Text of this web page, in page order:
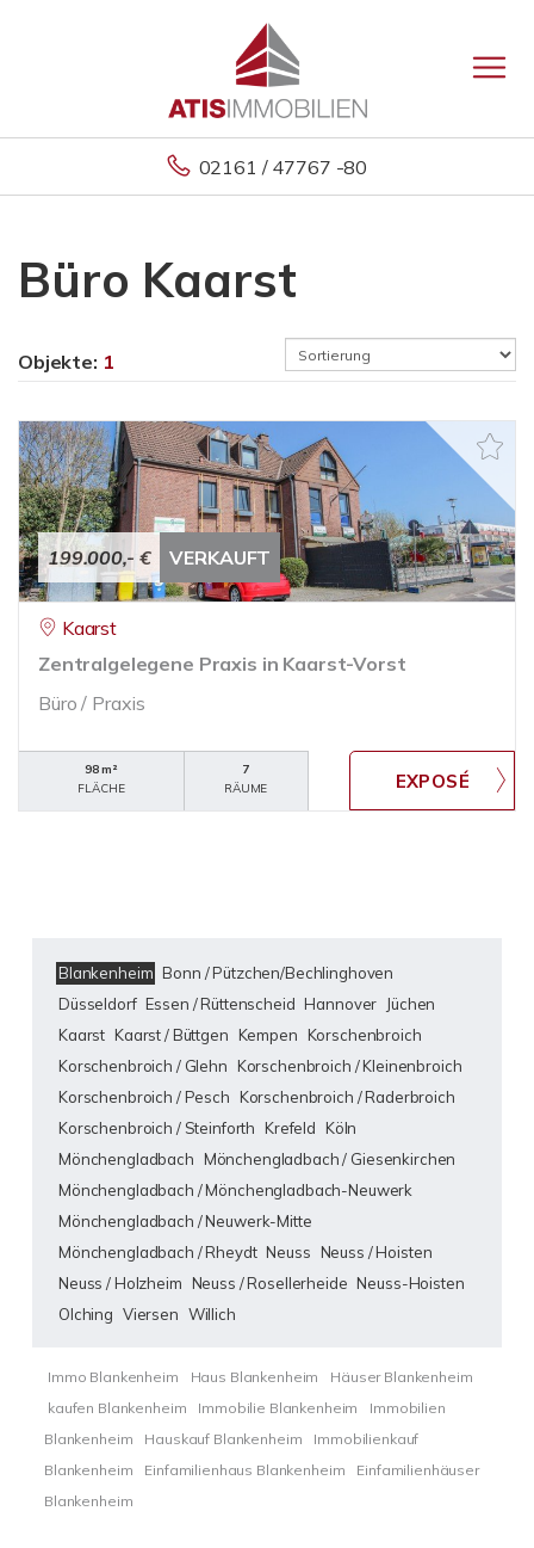
02161 / 47767 -80
Büro Kaarst
Objekte: 1
199.000,- € VERKAUFT
Kaarst
Zentralgelegene Praxis in Kaarst-Vorst
Büro / Praxis
98 m²
FLÄCHE
7
RÄUME
Blankenheim Bonn / Pützchen/Bechlinghoven
Düsseldorf Essen / Rüttenscheid Hannover Jüchen
Kaarst Kaarst / Büttgen Kempen Korschenbroich
Korschenbroich / Glehn Korschenbroich / Kleinenbroich
Korschenbroich / Pesch Korschenbroich / Raderbroich
Korschenbroich / Steinforth Krefeld Köln
Mönchengladbach Mönchengladbach / Giesenkirchen
Mönchengladbach / Mönchengladbach-Neuwerk
Mönchengladbach / Neuwerk-Mitte
Mönchengladbach / Rheydt Neuss Neuss / Hoisten
Neuss / Holzheim Neuss / Rosellerheide Neuss-Hoisten
Olching Viersen Willich
Immo Blankenheim Haus Blankenheim
Häuser Blankenheim
kaufen Blankenheim
Immobilie Blankenheim
Immobilien
Blankenheim
Hauskauf Blankenheim
Immobilienkauf
Blankenheim
Einfamilienhaus Blankenheim
Einfamilienhäuser
Blankenheim